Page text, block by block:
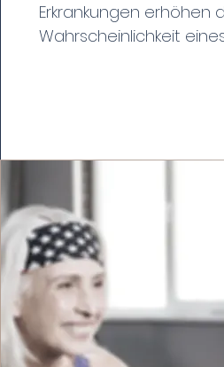
Erkrankungen erhöhen
Wahrscheinlichkeit